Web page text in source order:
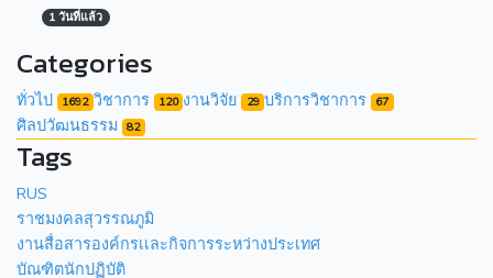
1 วันที่แล้ว
Categories
ทั่วไป 1692 วิชาการ 120 งานวิจัย 29 บริการวิชาการ 67
ศิลปวัฒนธรรม 82
Tags
RUS
ราชมงคลสุวรรณภูมิ
งานสื่อสารองค์กรเเละกิจการระหว่างประเทศ
บัณฑิตนักปฏิบัติ